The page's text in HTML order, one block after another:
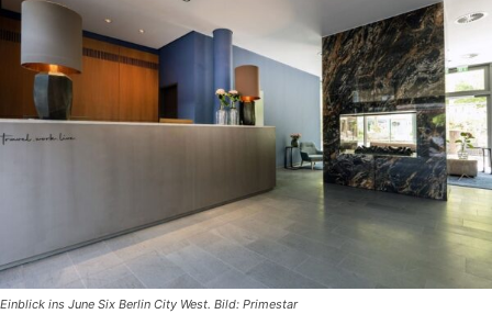
Einblick ins June Six Berlin City West. Bild: Primestar